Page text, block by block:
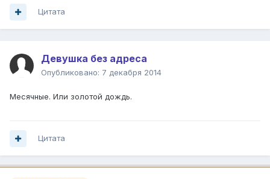
Цитата
Девушка без адреса
Опубликовано: 7 декабря 2014
Месячные. Или золотой дождь.
Цитата